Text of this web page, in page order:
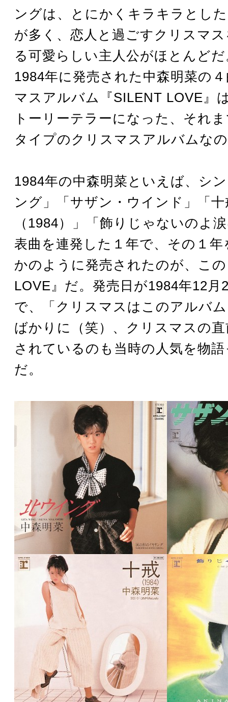
ングは、とにかくキラキラとし
が多く、恋人と過ごすクリスマ
る可愛らしい主人公がほとんど
1984年に発売された中森明菜の
マスアルバム『SILENT LOVE』
トーリーテラーになった、それ
タイプのクリスマスアルバムな
1984年の中森明菜といえば、シ
ング」「サザン・ウインド」「十
（1984）」「飾りじゃないのよ
表曲を連発した１年で、その１
かのように発売されたのが、こ
LOVE』だ。発売日が1984年12月
で、「クリスマスはこのアルバ
ばかりに（笑）、クリスマスの
されているのも当時の人気を物
だ。